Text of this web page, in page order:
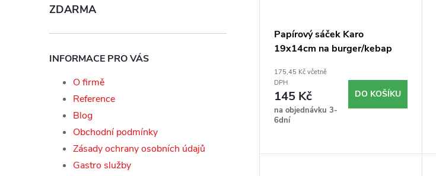
ZDARMA
INFORMACE PRO VÁS
O firmě
Reference
Blog
Obchodní podmínky
Zásady ochrany osobních údajů
Gastro služby
Papírový sáček Karo
19x14cm na burger/kebap
175,45 Kč včetně
DPH
145 Kč
na objednávku 3-
6dní
DO KOŠÍKU